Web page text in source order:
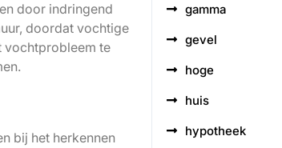
door indringend
doordat vochtige
vochtprobleem te
bij het herkennen
gamma
gevel
hoge
huis
hypotheek